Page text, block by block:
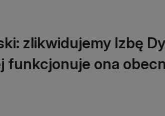
zlikwidujemy Izbę
funkcjonuje ona